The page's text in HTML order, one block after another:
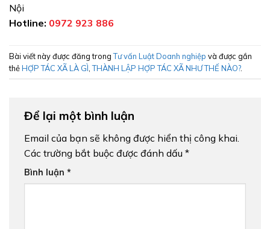
Nội
Hotline: 0972 923 886
Bài viết này được đăng trongTư vấn Luật Doanh nghiệp và được gắn
thẻHỢP TÁC XÃ LÀ GÌ ,THÀNH LẬP HỢP TÁC XÃ NHƯ THẾ NÀO?.
Để lại một bình luận
Email của bạn sẽ không được hiển thị công khai.
Các trường bắt buộc được đánh dấu *
Bình luận *